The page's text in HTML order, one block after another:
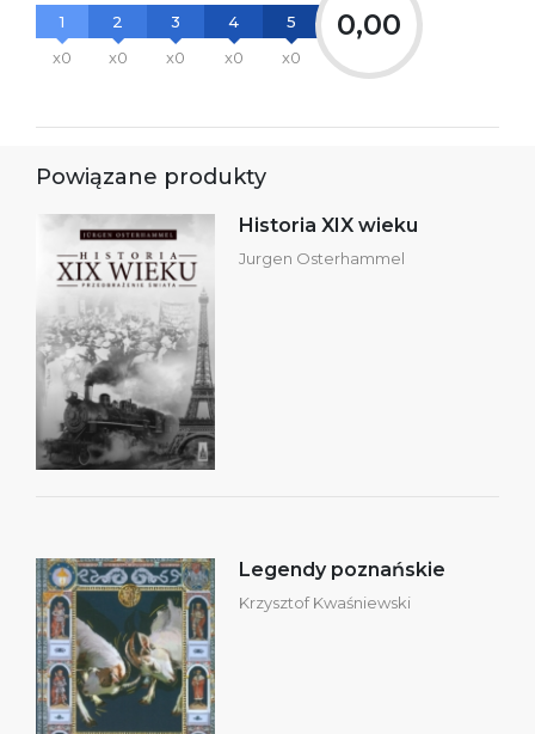
1
x0
2
x0
3
x0
4
x0
5
x0
0,00
Powiązane produkty
Historia XIX wieku
Jurgen Osterhammel
Legendy poznańskie
Krzysztof Kwaśniewski